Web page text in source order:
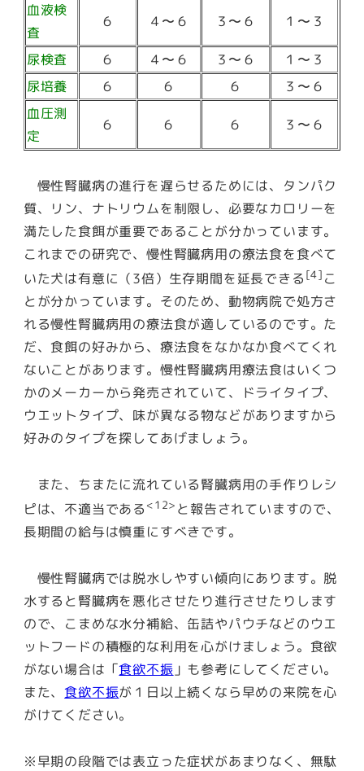
血液検
査
６ ４〜６ ３〜６ １〜３
尿検査 ６ ４〜６ ３〜６
１〜３
尿培養
６ ６ ６
３〜６
血圧測
定
６ ６ ６ ３〜６
慢性腎臓病の進行を遅らせるためには、タンパク
質、リン、ナトリウムを制限し、必要なカロリーを
満たした食餌が重要であることが分かっています。
これまでの研究で、 慢性腎臓病用の療法食を食べて
いた犬は有意に（3倍）生存期間を延長できる [4] こ
とが分かっています。そのため、動物病院で処方さ
れる慢性腎臓病用の療法食が適しているのです。た
だ、食餌の好みから、療法食をなかなか食べてくれ
ないことがあります。慢性腎臓病用療法食はいくつ
かのメーカーから発売されていて、ドライタイプ、
ウエットタイプ、味が異なる物などがありますから
好みのタイプを探してあげましょう。
また、ちまたに流れている腎臓病用の手作りレシ
ピは、不適当である <12> と報告されていますので、
長期間の給与は慎重にすべきです。
慢性腎臓病では脱水しやすい傾向にあります。脱
水すると腎臓病を悪化させたり進行させたりします
ので、こまめな水分補給、缶詰やパウチなどのウエ
ットフードの積極的な利用を心がけましょう。食欲
がない場合は「食欲不振 」も参考にしてください。
また、食欲不振が１日以上続くなら早めの来院を心
がけてください。
※早期の段階では表立った症状があまりなく、無駄